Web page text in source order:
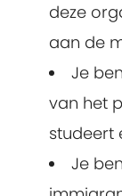
deze
aan de
Je
van het
studeert
Je